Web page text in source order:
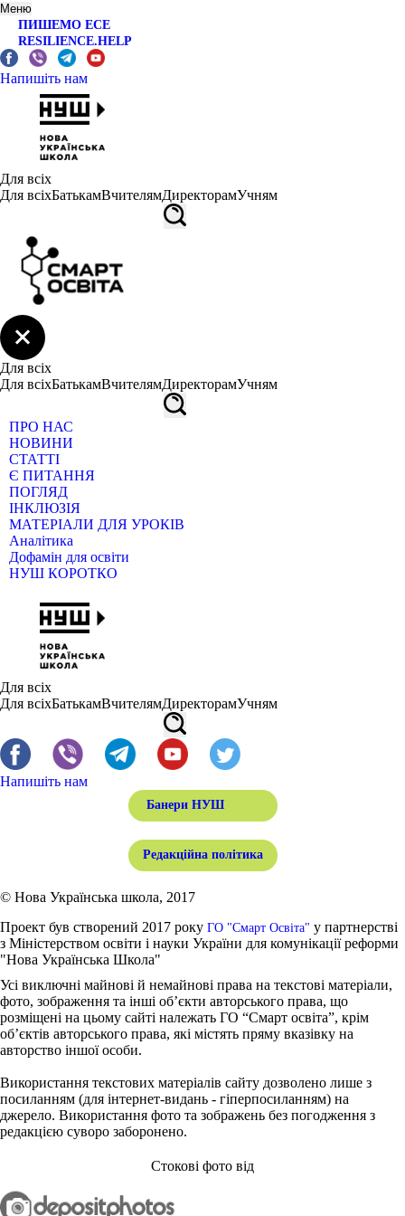
Меню
ПИШЕМО ЕСЕ
RESILIENCE.HELP
Напишіть нам
Для всіх
Для всіхБатькамВчителямДиректорамУчням
Для всіх
Для всіхБатькамВчителямДиректорамУчням
ПРО НАС
НОВИНИ
СТАТТІ
Є ПИТАННЯ
ПОГЛЯД
ІНКЛЮЗІЯ
МАТЕРІАЛИ ДЛЯ УРОКІВ
Аналітика
Дофамін для освіти
НУШ КОРОТКО
Для всіх
Для всіхБатькамВчителямДиректорамУчням
Напишіть нам
Банери НУШ
Редакційна політика
© Нова Українська школа, 2017
Проект був створений 2017 року ГО "Смарт Освіта" у партнерстві
з Міністерством освіти і науки України для комунікації реформи
"Нова Українська Школа"
Усі виключні майнові й немайнові права на текстові матеріали,
фото, зображення та інші об’єкти авторського права, що
розміщені на цьому сайті належать ГО “Смарт освіта”, крім
об’єктів авторського права, які містять пряму вказівку на
авторство іншої особи.
Використання текстових матеріалів сайту дозволено лише з
посиланням (для інтернет-видань - гіперпосиланням) на
джерело. Використання фото та зображень без погодження з
редакцією суворо заборонено.
Стокові фото від